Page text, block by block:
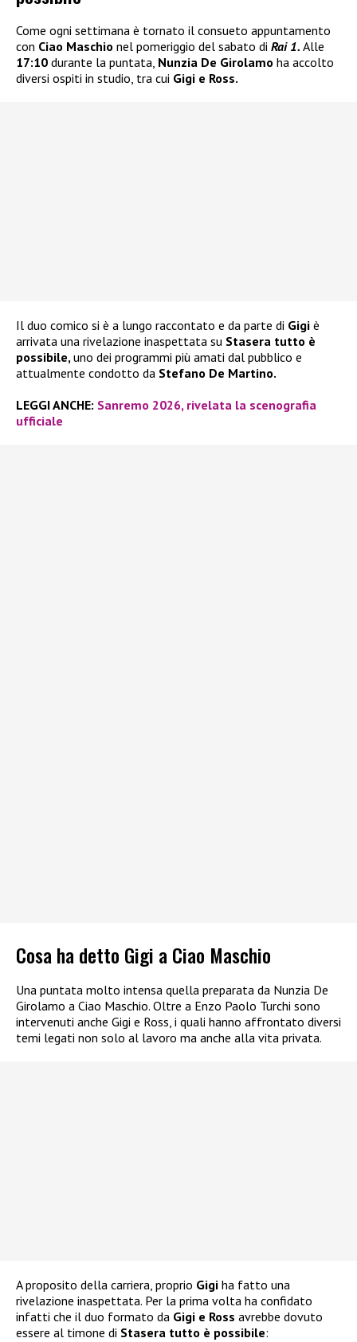
Come ogni settimana è tornato il consueto appuntamento
con Ciao Maschio nel pomeriggio del sabato di Rai 1. Alle
17:10 durante la puntata, Nunzia De Girolamo ha accolto
diversi ospiti in studio, tra cui Gigi e Ross.
Il duo comico si è a lungo raccontato e da parte di Gigi è
arrivata una rivelazione inaspettata su Stasera tutto è
possibile, uno dei programmi più amati dal pubblico e
attualmente condotto da Stefano De Martino.
LEGGI ANCHE: Sanremo 2026, rivelata la scenografia
ufficiale
Cosa ha detto Gigi a Ciao Maschio
Una puntata molto intensa quella preparata da Nunzia De
Girolamo a Ciao Maschio. Oltre a Enzo Paolo Turchi sono
intervenuti anche Gigi e Ross, i quali hanno affrontato diversi
temi legati non solo al lavoro ma anche alla vita privata.
A proposito della carriera, proprio Gigi ha fatto una
rivelazione inaspettata. Per la prima volta ha confidato
infatti che il duo formato da Gigi e Ross avrebbe dovuto
essere al timone di Stasera tutto è possibile: